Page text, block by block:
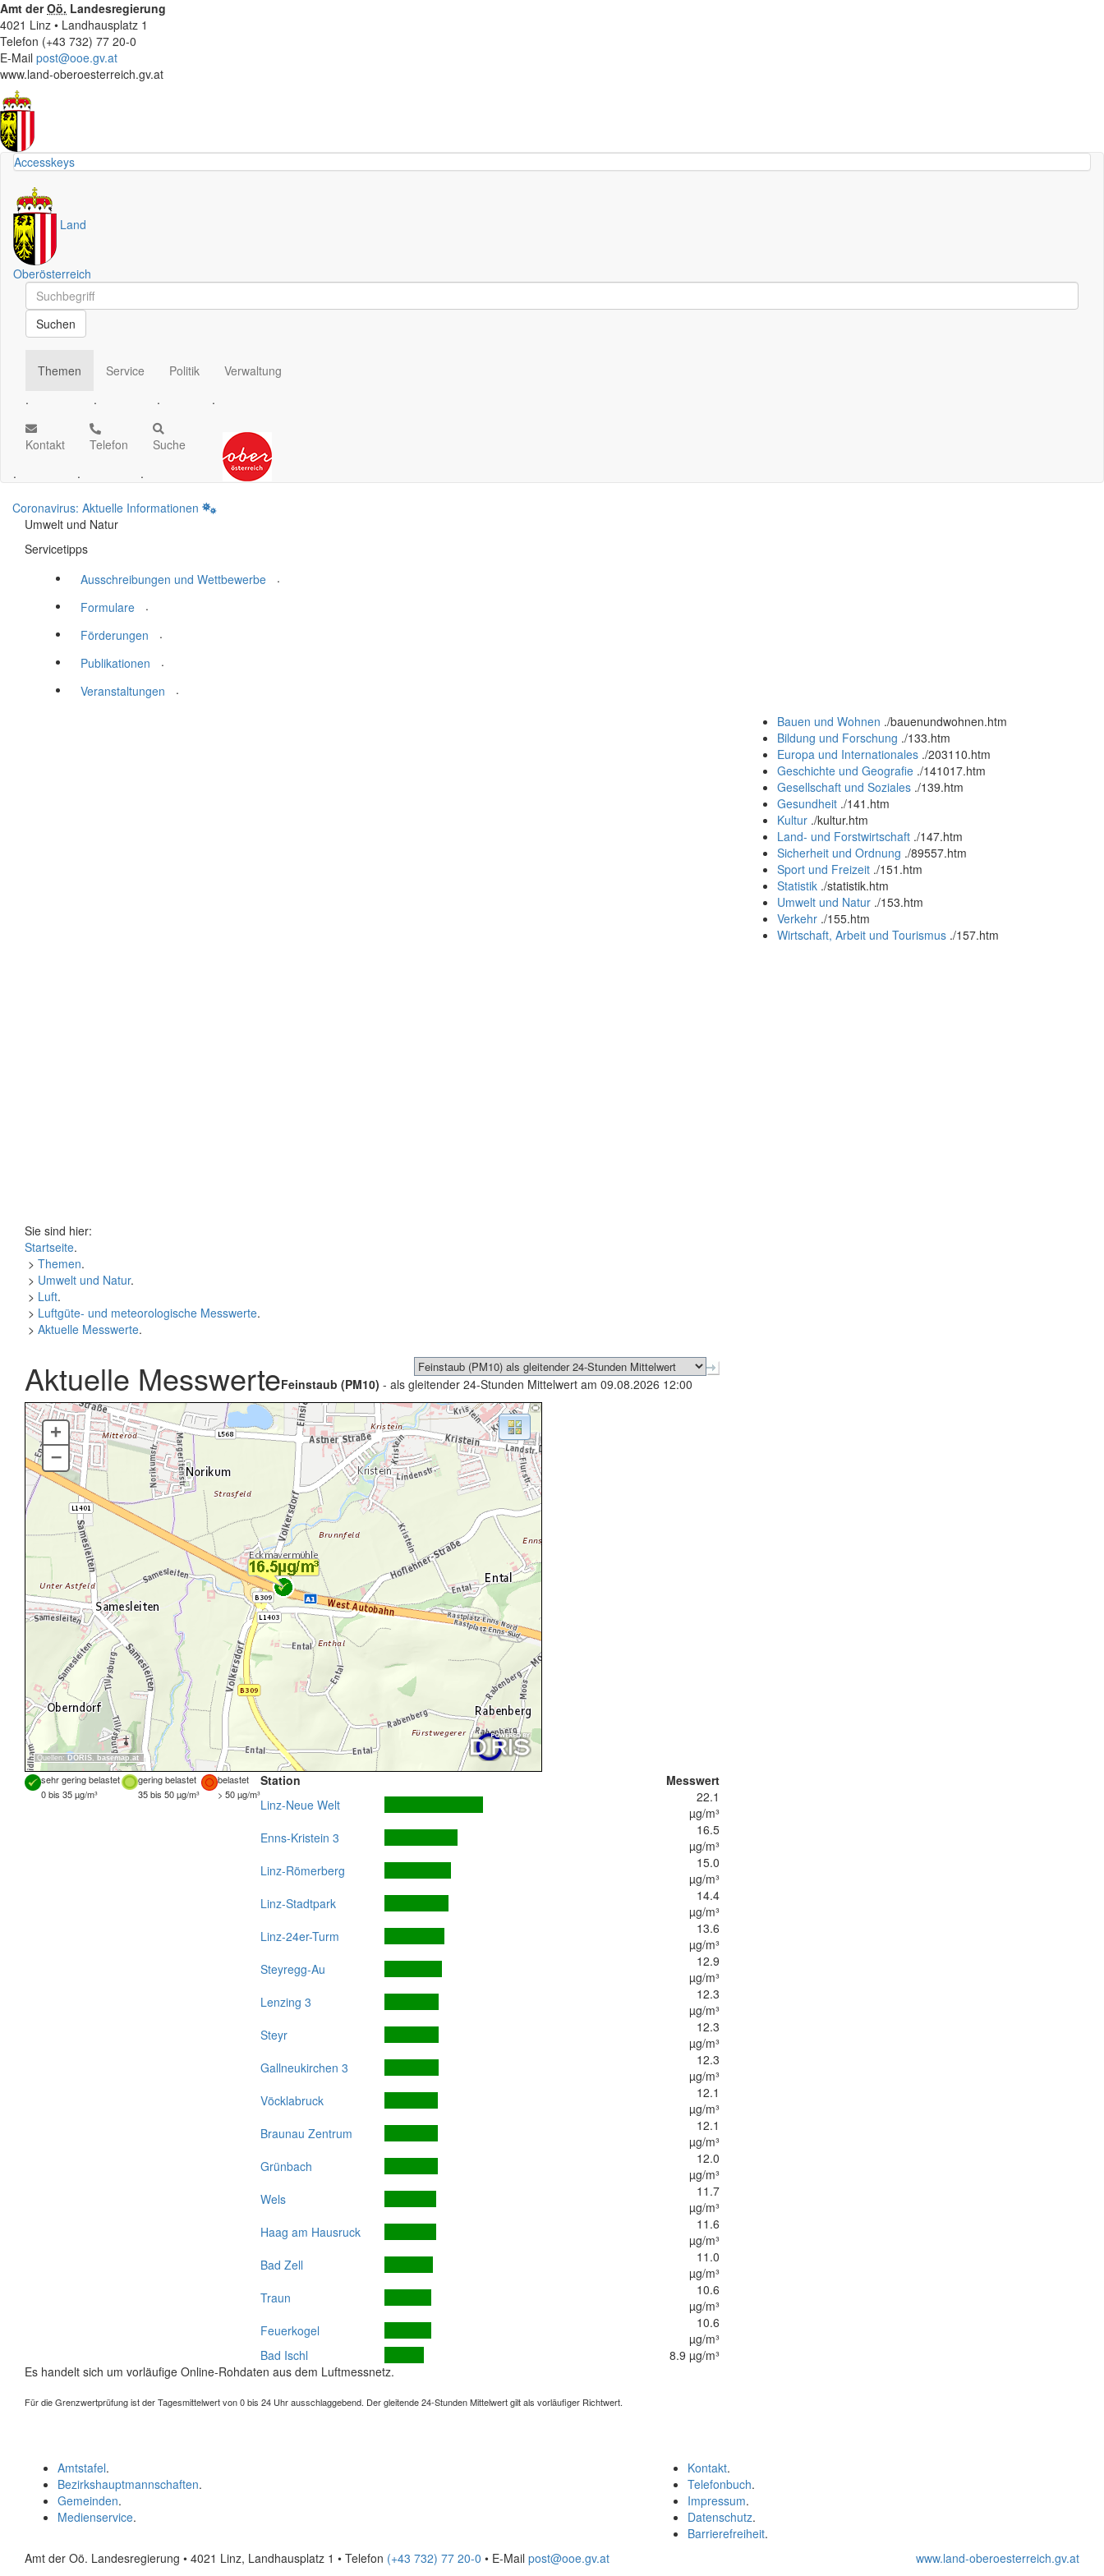
Amt derOö. Landesregierung
4021 Linz • Landhausplatz 1
Telefon (+43 732) 77 20-0
E-Mail post@ooe.gv.at
www.land-oberoesterreich.gv.at
Accesskeys
Land
Oberösterreich
Schnellsuche
Schnellsuche
Suchen
Themen
.
Service
.
Politik
.
Verwaltung
.
Kontakt
.
Telefon
.
Suche
.
Coronavirus: Aktuelle Informationen
Umwelt und Natur
Servicetipps
Ausschreibungen und Wettbewerbe
.
Formulare
.
Förderungen
.
Publikationen
.
Veranstaltungen
.
Bauen und Wohnen ./bauenundwohnen.htm
Bildung und Forschung ./133.htm
Europa und Internationales ./203110.htm
Geschichte und Geografie ./141017.htm
Gesellschaft und Soziales ./139.htm
Gesundheit ./141.htm
Kultur ./kultur.htm
Land- und Forstwirtschaft ./147.htm
Sicherheit und Ordnung ./89557.htm
Sport und Freizeit ./151.htm
Statistik ./statistik.htm
Umwelt und Natur ./153.htm
Verkehr ./155.htm
Wirtschaft, Arbeit und Tourismus ./157.htm
Sie sind hier:
Startseite.
> Themen.
> Umwelt und Natur.
> Luft.
> Luftgüte- und meteorologische Messwerte.
> Aktuelle Messwerte.
Aktuelle MesswerteFeinstaub (PM10) - als gleitender 24-Stunden Mittelwert am 09.08.2026 12:00
Quellen: DORIS, basemap.at
+
–
sehr gering belastet gering belastet
belastet
0 bis 35 µg/m³
35 bis 50 µg/m³ > 50 µg/m³
Station
Messwert
Linz-Neue Welt
22.1
µg/m³
Enns-Kristein 3
16.5
µg/m³
Linz-Römerberg
15.0
µg/m³
Linz-Stadtpark
14.4
µg/m³
Linz-24er-Turm
13.6
µg/m³
Steyregg-Au
12.9
µg/m³
Lenzing 3
12.3
µg/m³
Steyr
12.3
µg/m³
Gallneukirchen 3
12.3
µg/m³
Vöcklabruck
12.1
µg/m³
Braunau Zentrum
12.1
µg/m³
Grünbach
12.0
µg/m³
Wels
11.7
µg/m³
Haag am Hausruck
11.6
µg/m³
Bad Zell
11.0
µg/m³
Traun
10.6
µg/m³
Feuerkogel
10.6
µg/m³
Bad Ischl
8.9 µg/m³
Es handelt sich um vorläufige Online-Rohdaten aus dem Luftmessnetz.
Für die Grenzwertprüfung ist der Tagesmittelwert von 0 bis 24 Uhr ausschlaggebend. Der gleitende 24-Stunden Mittelwert gilt als vorläufiger Richtwert.
Kontakt.
Telefonbuch.
Impressum.
Datenschutz.
Barrierefreiheit.
Amtstafel.
Bezirkshauptmannschaften.
Gemeinden.
Medienservice.
Amt der Oö. Landesregierung • 4021 Linz, Landhausplatz 1 • Telefon (+43 732) 77 20-0 • E-Mail post@ooe.gv.at www.land-oberoesterreich.gv.at